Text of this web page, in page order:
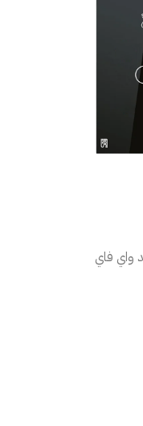
واي فاي